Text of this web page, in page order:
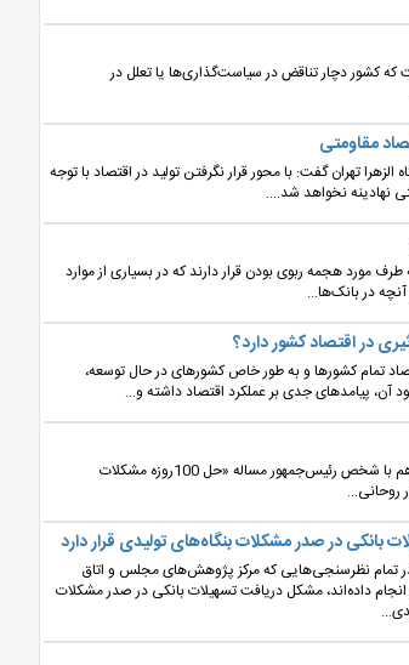
که کشور دچار تناقض در سیاست‌گذاری‌ها یا تعلل در
مقاومتی
تهران گفت: با محور قرار نگرفتن تولید در اقتصاد با توجه
نهادینه نخواهد شد....
مورد هجمه ربوی بودن قرار دارند که در بسیاری از موارد
در بانک‌ها...
در اقتصاد کشور دارد؟
تمام کشورها و به طور خاص کشورهای در حال توسعه،
آن، پیامدهای جدی بر عملکرد اقتصاد داشته و...
نمایه بانک : یکی از نقاط برخورد مخالفان دولت یازدهم با شخص رئیس‌جمهور مساله «حل 100‌روزه مشکلات
روحانی...
بانکی در صدر مشکلات بنگاه‌های تولیدی قرار دارد
تمام نظرسنجی‌هایی که مرکز پژوهش‌های مجلس و اتاق
انجام داده‌اند، مشکل دریافت تسهیلات بانکی در صدر مشکلات